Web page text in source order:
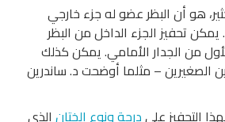
هو أن البظر عضو له جزء خارجي
يمكن تحفيز الجزء الداخل من البظر
من الجدار الأمامي. يمكن كذلك
الصغيرين – مثلما أوضحت د. ساندرين
التحفيز علىدرجة ونوع الختان الذي